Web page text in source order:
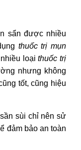
sẩn được nhiều
thuốc trị mụn
loại thuốc trị
nhưng không
tốt, cũng hiệu
sùi chỉ nên sử
đảm bảo an toàn